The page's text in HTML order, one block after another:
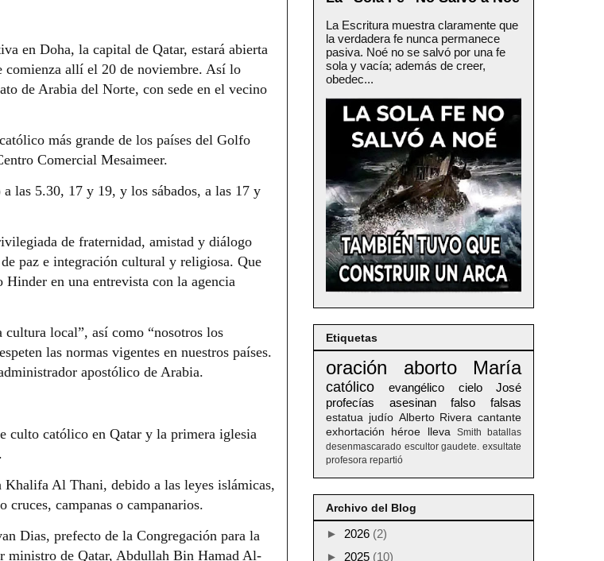
en Doha, la capital de Qatar, estará abierta
comienza allí el 20 de noviembre. Así lo
de Arabia del Norte, con sede en el vecino
más grande de los países del Golfo
Comercial Mesaimeer.
las 5.30, 17 y 19, y los sábados, a las 17 y
de fraternidad, amistad y diálogo
paz e integración cultural y religiosa. Que
en una entrevista con la agencia
local”, así como “nosotros los
las normas vigentes en nuestros países.
apostólico de Arabia.
culto católico en Qatar y la primera iglesia
Al Thani, debido a las leyes islámicas,
campanas o campanarios.
Dias, prefecto de la Congregación para la
ministro de Qatar, Abdullah Bin Hamad Al-
La Escritura muestra claramente que
la verdadera fe nunca permanece
pasiva. Noé no se salvó por una fe
sola y vacía; además de creer,
obedec...
Etiquetas
oración aborto María
católico evangélico cielo
José
profecías
asesinan falso falsas
estatua judío Alberto Rivera cantante
exhortación
héroe lleva Smith
batallas
desenmascarado escultor gaudete. exsultate
profesora repartió
Archivo del Blog
► 2026 (2)
► 2025 (10)